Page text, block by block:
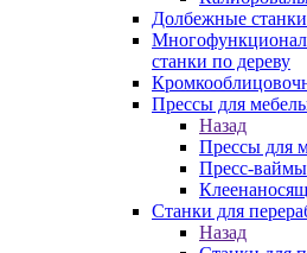
Долбежные
станки по дереву
Прессы для
Назад
Прессы для
Пресс-ваймы
Станки для
Назад